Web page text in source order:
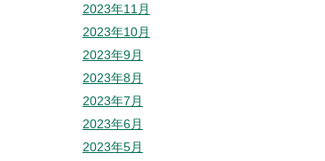
2023年11月
2023年10月
2023年9月
2023年8月
2023年7月
2023年6月
2023年5月